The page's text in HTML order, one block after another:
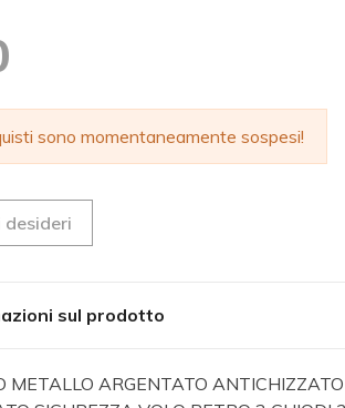
sono momentaneamente sospesi!
desideri
sul prodotto
METALLO ARGENTATO ANTICHIZZATO